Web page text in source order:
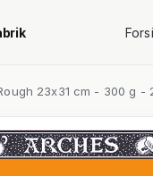
23x31 cm - 300 g -